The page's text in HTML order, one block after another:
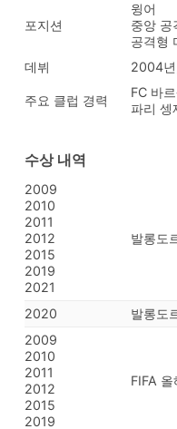
포지션
윙어
중앙 공
공격형
데뷔
2004년
주요 클럽 경력
FC 바
파리 셍
수상 내역
2009
2010
2011
2012
2015
2019
2021
발롱도
2020
발롱도
2009
2010
2011
2012
2015
2019
FIFA